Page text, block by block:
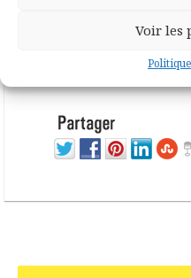
Voir les
d’aujourd’hui»
polyvalente les 15